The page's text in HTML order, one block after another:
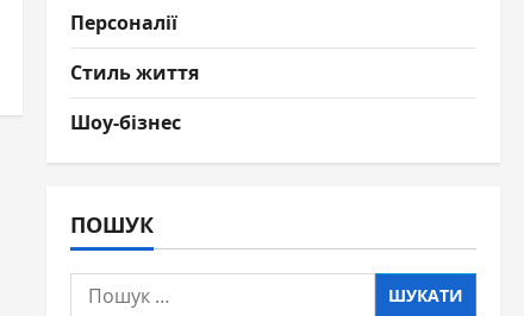
Персоналії
Стиль життя
Шоу-бізнес
ПОШУК
Пошук: